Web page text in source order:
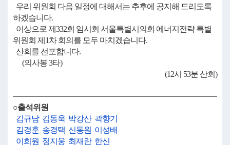
우리 위원회 다음 일정에 대해서는 추후에 공지해 드리도록
하겠습니다.
이상으로 제332회 임시회 서울특별시의회 에너지전략 특별
위원회 제1차 회의를 모두 마치겠습니다.
산회를 선포합니다.
(의사봉 3타)
(12시 53분 산회)
○출석위원
김규남 김동욱 박강산 곽향기
김경훈 송경택 신동원 이성배
이희원 정지웅 최재란 한신